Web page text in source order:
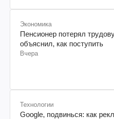
Экономика
Пенсионер потерял
объяснил, как поступить
Вчера
Технологии
Google, подвинься: как